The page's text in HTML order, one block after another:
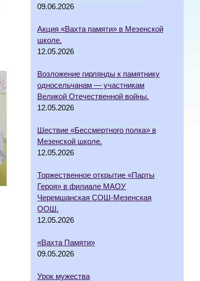
09.06.2026
Акция «Вахта памяти» в Мезенской
школе.
12.05.2026
Возложение гирлянды к памятнику
односельчанам — участникам
Великой Отечественной войны.
12.05.2026
Шествие «Бессмертного полка» в
Мезенской школе.
12.05.2026
Торжественное открытие «Парты
Героя» в филиале МАОУ
Черемшанская СОШ-Мезенская
ООШ.
12.05.2026
«Вахта Памяти»
09.05.2026
Урок мужества